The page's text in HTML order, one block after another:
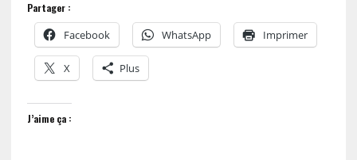
Partager :
Facebook WhatsApp Imprimer
X Plus
J’aime ça :